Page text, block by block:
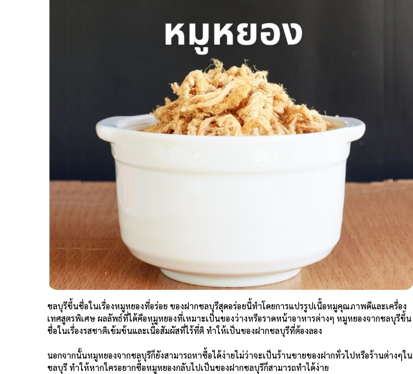
ชลบุรีขึ้นชื่อในเรื่องหมูหยองที่อร่อย ของฝากชลบุรีสุดอร่อยนี้ทำโดยการแปรรูปเนื้อหมูคุณภาพดีและเครื่อง
เทศสูตรพิเศษ ผลลัพธ์ที่ได้คือหมูหยองที่เหมาะเป็นของว่างหรือราดหน้าอาหารต่างๆ หมูหยองจากชลบุรีขึ้น
ชื่อในเรื่องรสชาติเข้มข้นและเนื้อสัมผัสที่ไร้ที่ติ ทำให้เป็นของฝากชลบุรีที่ต้องลอง
นอกจากนั้นหมูหยองจากชลบุรีก็ยังสามารถหาซื้อได้ง่ายไม่ว่าจะเป็นร้านขายของฝากทั่วไปหรือร้านต่างๆใน
ชลบุรี ทำให้หากใครอยากซื้อหมูหยองกลับไปเป็นของฝากชลบุรีก็สามารถทำได้ง่าย